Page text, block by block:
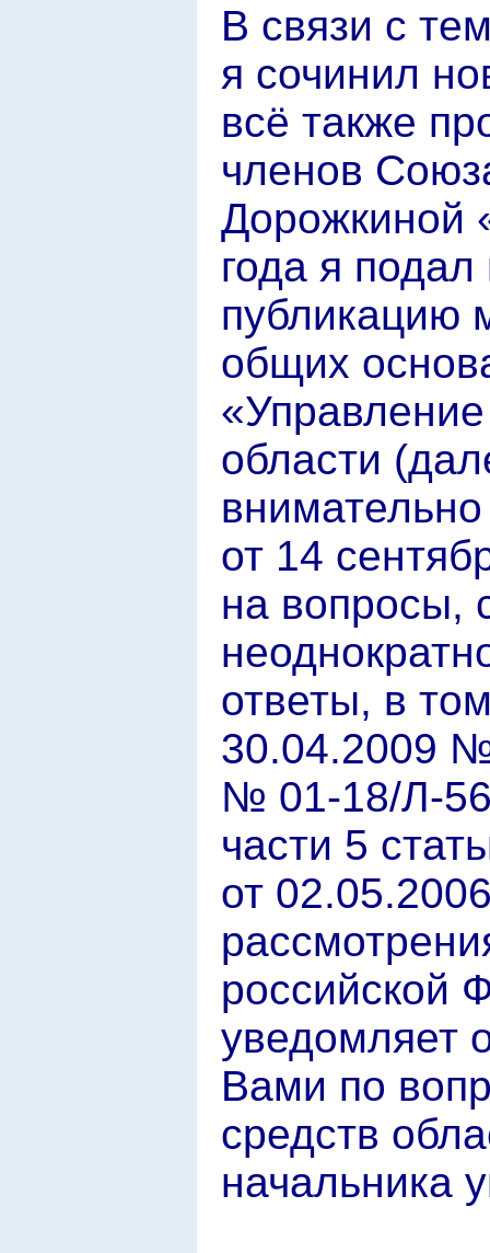
В связи с
я сочинил
всё также
членов
Дорожкиной
года я
публикацию
общих
области
от 14
на вопросы,
ответы, в
30.04.2009
№ 01-18/Л-
части 5
от
российской
уведомляет
Вами по
средств
начальника